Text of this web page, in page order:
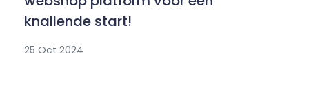
knallende start!
25 Oct 2024